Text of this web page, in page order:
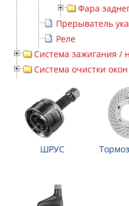
Фара
Прерыватель
Реле
Система зажигания /
Система очистки окон
ШРУС